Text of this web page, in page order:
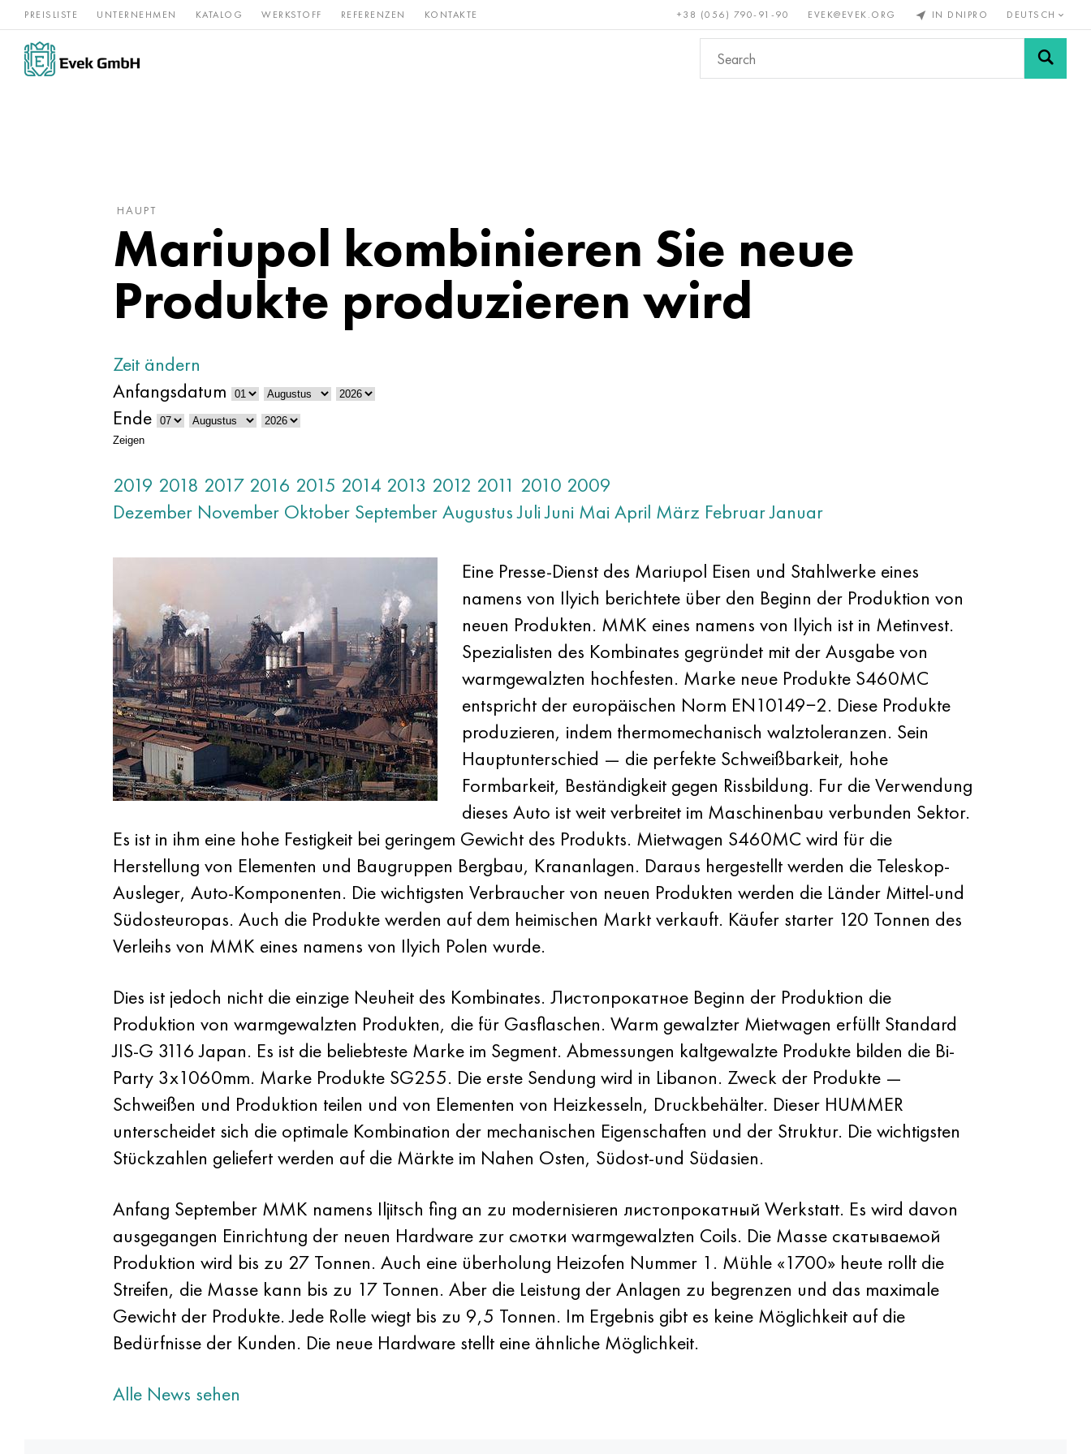
PREISLISTE UNTERNEHMEN KATALOG WERKSTOFF REFERENZEN KONTAKTE +38 (056) 790-91-90 EVEK@EVEK.ORG IN DNIPRO DEUTSCH
Nickel Rostfreier Seltene Erden & Bronze, Kupfer, Nichteisenmetalle Stahl Drahtgewebe &
HAUPT
Mariupol kombinieren Sie neue
Produkte produzieren wird
Zeit ändern
Anfangsdatum
Ende
Zeigen
2019 2018 2017 2016 2015 2014 2013 2012 2011 2010 2009
Dezember November Oktober SeptemberAugustus Juli Juni Mai April März FebruarJanuar
Eine Presse-Dienst des Mariupol Eisen und Stahlwerke eines
namens von Ilyich berichtete über den Beginn der Produktion von
neuen Produkten. MMK eines namens von Ilyich ist in Metinvest.
Spezialisten des Kombinates gegründet mit der Ausgabe von
warmgewalzten hochfesten. Marke neue Produkte S460MC
entspricht der europäischen Norm EN10149−2. Diese Produkte
produzieren, indem thermomechanisch walztoleranzen. Sein
Hauptunterschied — die perfekte Schweißbarkeit, hohe
Formbarkeit, Beständigkeit gegen Rissbildung. Fur die Verwendung
dieses Auto ist weit verbreitet im Maschinenbau verbunden Sektor.
Es ist in ihm eine hohe Festigkeit bei geringem Gewicht des Produkts. Mietwagen S460MC wird für die
Herstellung von Elementen und Baugruppen Bergbau, Krananlagen. Daraus hergestellt werden die Teleskop-
Ausleger, Auto-Komponenten. Die wichtigsten Verbraucher von neuen Produkten werden die Länder Mittel-und
Südosteuropas. Auch die Produkte werden auf dem heimischen Markt verkauft. Käufer starter 120 Tonnen des
Verleihs von MMK eines namens von Ilyich Polen wurde.
Dies ist jedoch nicht die einzige Neuheit des Kombinates. Листопрокатное Beginn der Produktion die
Produktion von warmgewalzten Produkten, die für Gasflaschen. Warm gewalzter Mietwagen erfüllt Standard
JIS-G 3116 Japan. Es ist die beliebteste Marke im Segment. Abmessungen kaltgewalzte Produkte bilden die Bi-
Party 3x1060mm. Marke Produkte SG255. Die erste Sendung wird in Libanon. Zweck der Produkte —
Schweißen und Produktion teilen und von Elementen von Heizkesseln, Druckbehälter. Dieser HUMMER
unterscheidet sich die optimale Kombination der mechanischen Eigenschaften und der Struktur. Die wichtigsten
Stückzahlen geliefert werden auf die Märkte im Nahen Osten, Südost-und Südasien.
Anfang September MMK namens Iljitsch fing an zu modernisieren листопрокатный Werkstatt. Es wird davon
ausgegangen Einrichtung der neuen Hardware zur смотки warmgewalzten Coils. Die Masse скатываемой
Produktion wird bis zu 27 Tonnen. Auch eine überholung Heizofen Nummer 1. Mühle «1700» heute rollt die
Streifen, die Masse kann bis zu 17 Tonnen. Aber die Leistung der Anlagen zu begrenzen und das maximale
Gewicht der Produkte. Jede Rolle wiegt bis zu 9,5 Tonnen. Im Ergebnis gibt es keine Möglichkeit auf die
Bedürfnisse der Kunden. Die neue Hardware stellt eine ähnliche Möglichkeit.
Alle News sehen